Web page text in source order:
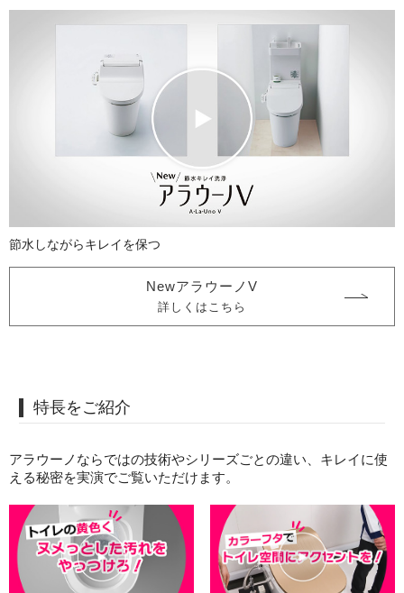
節水しながらキレイを保つ
NewアラウーノV
詳しくはこちら
特長をご紹介
アラウーノならではの技術やシリーズごとの違い、キレイに使
える秘密を実演でご覧いただけます。